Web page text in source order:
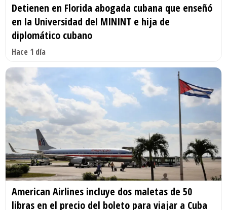
Detienen en Florida abogada cubana que enseñó
en la Universidad del MININT e hija de
diplomático cubano
Hace 1 día
American Airlines incluye dos maletas de 50
libras en el precio del boleto para viajar a Cuba